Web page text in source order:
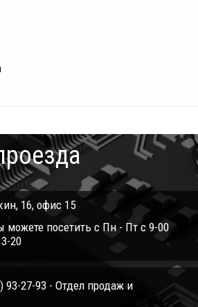
16, офис 15
посетить с Пн - Пт с 9-00
20
93-27-93 - Отдел продаж и